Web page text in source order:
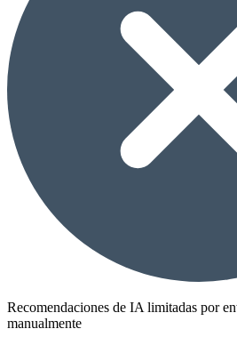
Recomendaciones de IA limitadas por
manualmente